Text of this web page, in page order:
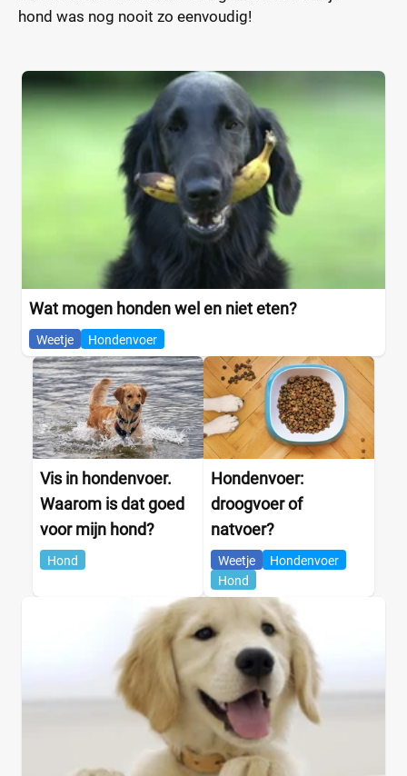
hond was nog nooit zo eenvoudig!
Wat mogen honden wel en niet eten?
Weetje Hondenvoer
Vis in hondenvoer.
Waarom is dat goed
voor mijn hond?
Hond
Hondenvoer:
droogvoer of
natvoer?
Weetje
Hondenvoer
Hond